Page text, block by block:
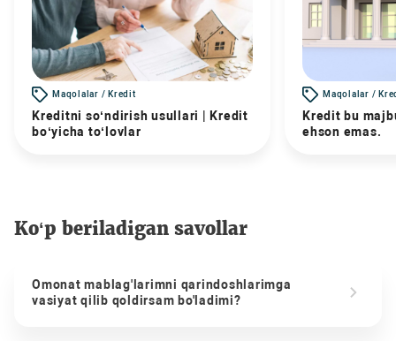
Maqolalar / Kredit
Kreditni so‘ndirish usullari | Kredit
bo‘yicha to‘lovlar
Maqolalar /
Kredit bu
ehson emas.
Ko‘p beriladigan savollar
Omonat mablag'larimni qarindoshlarimga
vasiyat qilib qoldirsam bo'ladimi?